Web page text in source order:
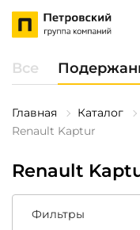
Все
Главная Каталог
Renault Kaptur
Renault
Фильтры